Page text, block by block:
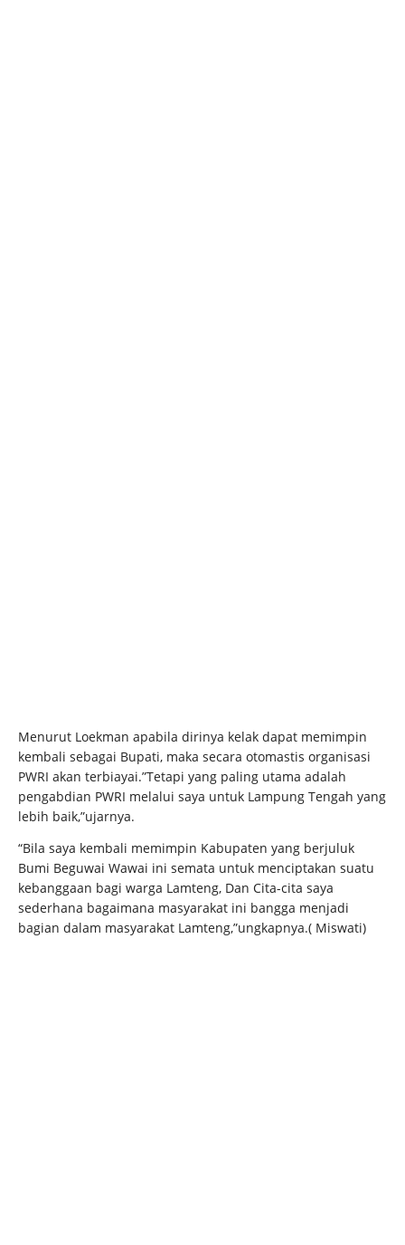
Menurut Loekman apabila dirinya kelak dapat memimpin
kembali sebagai Bupati, maka secara otomastis organisasi
PWRI akan terbiayai.”Tetapi yang paling utama adalah
pengabdian PWRI melalui saya untuk Lampung Tengah yang
lebih baik,”ujarnya.
“Bila saya kembali memimpin Kabupaten yang berjuluk
Bumi Beguwai Wawai ini semata untuk menciptakan suatu
kebanggaan bagi warga Lamteng, Dan Cita-cita saya
sederhana bagaimana masyarakat ini bangga menjadi
bagian dalam masyarakat Lamteng,”ungkapnya.( Miswati)